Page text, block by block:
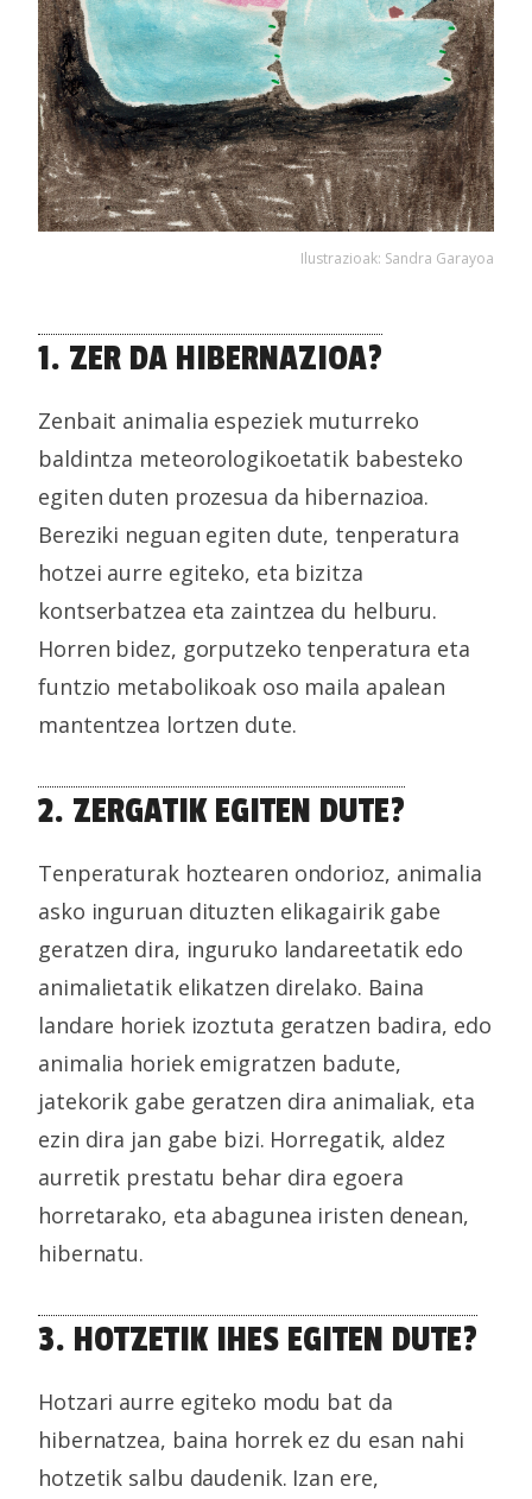
Ilustrazioak: Sandra Garayoa
1. ZER DA HIBERNAZIOA?
Zenbait animalia espeziek muturreko
baldintza meteorologikoetatik babesteko
egiten duten prozesua da hibernazioa.
Bereziki neguan egiten dute, tenperatura
hotzei aurre egiteko, eta bizitza
kontserbatzea eta zaintzea du helburu.
Horren bidez, gorputzeko tenperatura eta
funtzio metabolikoak oso maila apalean
mantentzea lortzen dute.
2. ZERGATIK EGITEN DUTE?
Tenperaturak hoztearen ondorioz, animalia
asko inguruan dituzten elikagairik gabe
geratzen dira, inguruko landareetatik edo
animalietatik elikatzen direlako. Baina
landare horiek izoztuta geratzen badira, edo
animalia horiek emigratzen badute,
jatekorik gabe geratzen dira animaliak, eta
ezin dira jan gabe bizi. Horregatik, aldez
aurretik prestatu behar dira egoera
horretarako, eta abagunea iristen denean,
hibernatu.
3. HOTZETIK IHES EGITEN DUTE?
Hotzari aurre egiteko modu bat da
hibernatzea, baina horrek ez du esan nahi
hotzetik salbu daudenik. Izan ere,